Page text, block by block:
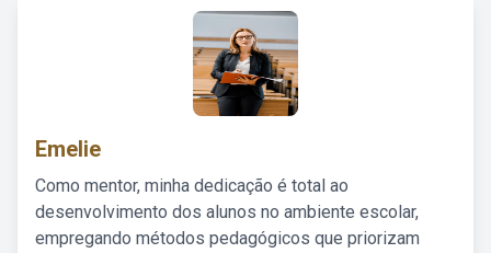
Emelie
Como mentor, minha dedicação é total ao
desenvolvimento dos alunos no ambiente escolar,
empregando métodos pedagógicos que priorizam